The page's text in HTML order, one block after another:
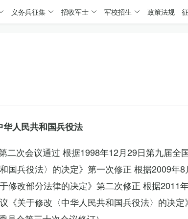
义务兵征集 招收军士 军校招生 政策法规
华人民共和国兵役法
二次会议通过 根据1998年12月29日第九届全
国兵役法〉的决定》第一次修正 根据2009年
修改部分法律的决定》第二次修正 根据2011
《关于修改〈中华人民共和国兵役法〉的决定